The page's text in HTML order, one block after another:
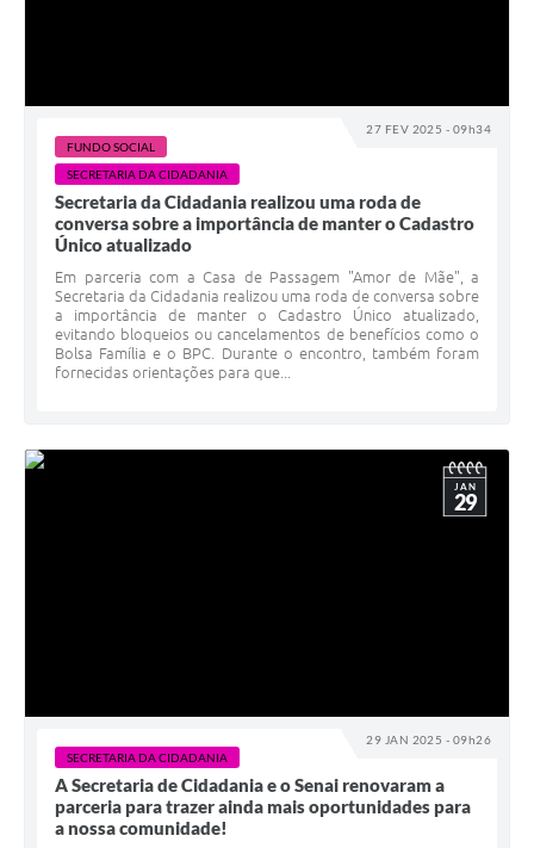
27 FEV 2025 - 09h34
FUNDO SOCIAL
SECRETARIA DA CIDADANIA
Secretaria da Cidadania realizou uma roda de
conversa sobre a importância de manter o Cadastro
Único atualizado
Em parceria com a Casa de Passagem "Amor de Mãe", a
Secretaria da Cidadania realizou uma roda de conversa sobre
a importância de manter o Cadastro Único atualizado,
evitando bloqueios ou cancelamentos de benefícios como o
Bolsa Família e o BPC. Durante o encontro, também foram
fornecidas orientações para que...
29 JAN 2025 - 09h26
JAN
29
SECRETARIA DA CIDADANIA
A Secretaria de Cidadania e o Senai renovaram a
parceria para trazer ainda mais oportunidades para
a nossa comunidade!